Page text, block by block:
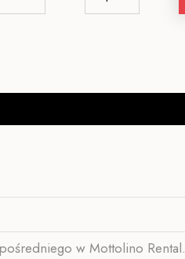
w Mottolino Rental.